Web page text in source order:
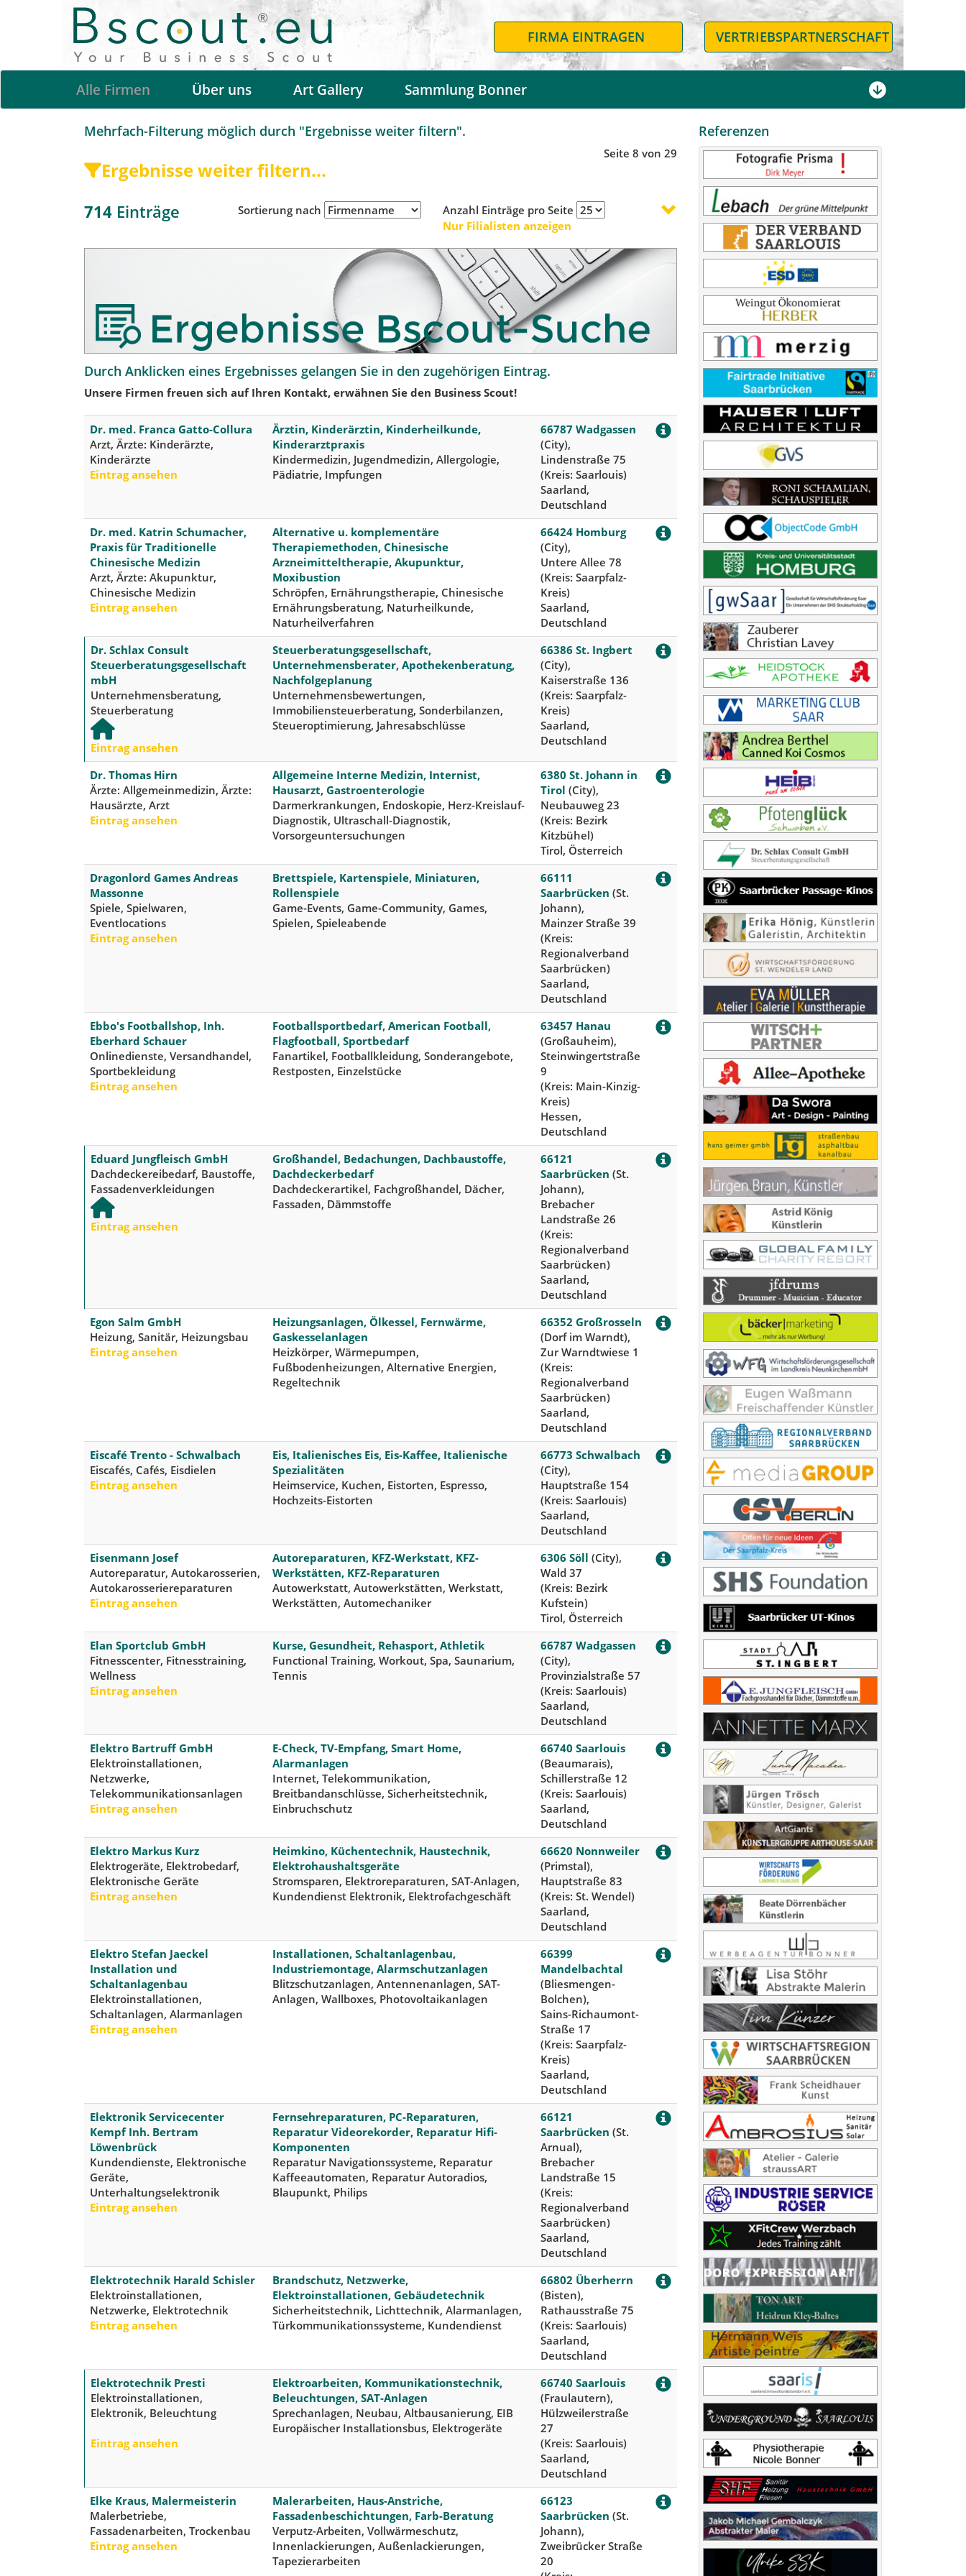
FIRMA EINTRAGEN VERTRIEBSPARTNERSCHAFT
Alle Firmen Über uns Art Gallery Sammlung Bonner
Mehrfach-Filterung möglich durch "Ergebnisse weiter filtern".
Ergebnisse weiter filtern...
Seite 8 von 29
714 Einträge Sortierung nach
Anzahl Einträge pro Seite
Nur Filialisten anzeigen
Durch Anklicken eines Ergebnisses gelangen Sie in den zugehörigen Eintrag.
Unsere Firmen freuen sich auf Ihren Kontakt, erwähnen Sie den Business Scout!
Dr. med. Franca Gatto-Collura
Arzt, Ärzte: Kinderärzte,
Kinderärzte
Eintrag ansehen
Ärztin, Kinderärztin, Kinderheilkunde,
Kinderarztpraxis
Kindermedizin, Jugendmedizin, Allergologie,
Pädiatrie, Impfungen
66787 Wadgassen
(City),
Lindenstraße 75
(Kreis: Saarlouis)
Saarland,
Deutschland
Dr. med. Katrin Schumacher,
Praxis für Traditionelle
Chinesische Medizin
Arzt, Ärzte: Akupunktur,
Chinesische Medizin
Eintrag ansehen
Alternative u. komplementäre
Therapiemethoden, Chinesische
Arzneimitteltherapie, Akupunktur,
Moxibustion
Schröpfen, Ernährungstherapie, Chinesische
Ernährungsberatung, Naturheilkunde,
Naturheilverfahren
66424 Homburg
(City),
Untere Allee 78
(Kreis: Saarpfalz-
Kreis)
Saarland,
Deutschland
Dr. Schlax Consult
Steuerberatungsgesellschaft
mbH
Unternehmensberatung,
Steuerberatung
Eintrag ansehen
Steuerberatungsgesellschaft,
Unternehmensberater, Apothekenberatung,
Nachfolgeplanung
Unternehmensbewertungen,
Immobiliensteuerberatung, Sonderbilanzen,
Steueroptimierung, Jahresabschlüsse
66386 St. Ingbert
(City),
Kaiserstraße 136
(Kreis: Saarpfalz-
Kreis)
Saarland,
Deutschland
Dr. Thomas Hirn
Ärzte: Allgemeinmedizin, Ärzte:
Hausärzte, Arzt
Eintrag ansehen
Allgemeine Interne Medizin, Internist,
Hausarzt, Gastroenterologie
Darmerkrankungen, Endoskopie, Herz-Kreislauf-
Diagnostik, Ultraschall-Diagnostik,
Vorsorgeuntersuchungen
6380 St. Johann in
Tirol (City),
Neubauweg 23
(Kreis: Bezirk
Kitzbühel)
Tirol, Österreich
Dragonlord Games Andreas
Massonne
Spiele, Spielwaren,
Eventlocations
Eintrag ansehen
Brettspiele, Kartenspiele, Miniaturen,
Rollenspiele
Game-Events, Game-Community, Games,
Spielen, Spieleabende
66111
Saarbrücken (St.
Johann),
Mainzer Straße 39
(Kreis:
Regionalverband
Saarbrücken)
Saarland,
Deutschland
Ebbo's Footballshop, Inh.
Eberhard Schauer
Onlinedienste, Versandhandel,
Sportbekleidung
Eintrag ansehen
Footballsportbedarf, American Football,
Flagfootball, Sportbedarf
Fanartikel, Footballkleidung, Sonderangebote,
Restposten, Einzelstücke
63457 Hanau
(Großauheim),
Steinwingertstraße
9
(Kreis: Main-Kinzig-
Kreis)
Hessen,
Deutschland
Eduard Jungfleisch GmbH
Dachdeckereibedarf, Baustoffe,
Fassadenverkleidungen
Eintrag ansehen
Großhandel, Bedachungen, Dachbaustoffe,
Dachdeckerbedarf
Dachdeckerartikel, Fachgroßhandel, Dächer,
Fassaden, Dämmstoffe
66121
Saarbrücken (St.
Johann),
Brebacher
Landstraße 26
(Kreis:
Regionalverband
Saarbrücken)
Saarland,
Deutschland
Egon Salm GmbH
Heizung, Sanitär, Heizungsbau
Eintrag ansehen
Heizungsanlagen, Ölkessel, Fernwärme,
Gaskesselanlagen
Heizkörper, Wärmepumpen,
Fußbodenheizungen, Alternative Energien,
Regeltechnik
66352 Großrosseln
(Dorf im Warndt),
Zur Warndtwiese 1
(Kreis:
Regionalverband
Saarbrücken)
Saarland,
Deutschland
Eiscafé Trento - Schwalbach
Eiscafés, Cafés, Eisdielen
Eintrag ansehen
Eis, Italienisches Eis, Eis-Kaffee, Italienische
Spezialitäten
Heimservice, Kuchen, Eistorten, Espresso,
Hochzeits-Eistorten
66773 Schwalbach
(City),
Hauptstraße 154
(Kreis: Saarlouis)
Saarland,
Deutschland
Eisenmann Josef
Autoreparatur, Autokarosserien,
Autokarosseriereparaturen
Eintrag ansehen
Autoreparaturen, KFZ-Werkstatt, KFZ-
Werkstätten, KFZ-Reparaturen
Autowerkstatt, Autowerkstätten, Werkstatt,
Werkstätten, Automechaniker
6306 Söll (City),
Wald 37
(Kreis: Bezirk
Kufstein)
Tirol, Österreich
Elan Sportclub GmbH
Fitnesscenter, Fitnesstraining,
Wellness
Eintrag ansehen
Kurse, Gesundheit, Rehasport, Athletik
Functional Training, Workout, Spa, Saunarium,
Tennis
66787 Wadgassen
(City),
Provinzialstraße 57
(Kreis: Saarlouis)
Saarland,
Deutschland
Elektro Bartruff GmbH
Elektroinstallationen,
Netzwerke,
Telekommunikationsanlagen
Eintrag ansehen
E-Check, TV-Empfang, Smart Home,
Alarmanlagen
Internet, Telekommunikation,
Breitbandanschlüsse, Sicherheitstechnik,
Einbruchschutz
66740 Saarlouis
(Beaumarais),
Schillerstraße 12
(Kreis: Saarlouis)
Saarland,
Deutschland
Elektro Markus Kurz
Elektrogeräte, Elektrobedarf,
Elektronische Geräte
Eintrag ansehen
Heimkino, Küchentechnik, Haustechnik,
Elektrohaushaltsgeräte
Stromsparen, Elektroreparaturen, SAT-Anlagen,
Kundendienst Elektronik, Elektrofachgeschäft
66620 Nonnweiler
(Primstal),
Hauptstraße 83
(Kreis: St. Wendel)
Saarland,
Deutschland
Elektro Stefan Jaeckel
Installation und
Schaltanlagenbau
Elektroinstallationen,
Schaltanlagen, Alarmanlagen
Eintrag ansehen
Installationen, Schaltanlagenbau,
Industriemontage, Alarmschutzanlagen
Blitzschutzanlagen, Antennenanlagen, SAT-
Anlagen, Wallboxes, Photovoltaikanlagen
66399
Mandelbachtal
(Bliesmengen-
Bolchen),
Sains-Richaumont-
Straße 17
(Kreis: Saarpfalz-
Kreis)
Saarland,
Deutschland
Elektronik Servicecenter
Kempf Inh. Bertram
Löwenbrück
Kundendienste, Elektronische
Geräte,
Unterhaltungselektronik
Eintrag ansehen
Fernsehreparaturen, PC-Reparaturen,
Reparatur Videorekorder, Reparatur Hifi-
Komponenten
Reparatur Navigationssysteme, Reparatur
Kaffeeautomaten, Reparatur Autoradios,
Blaupunkt, Philips
66121
Saarbrücken (St.
Arnual),
Brebacher
Landstraße 15
(Kreis:
Regionalverband
Saarbrücken)
Saarland,
Deutschland
Elektrotechnik Harald Schisler
Elektroinstallationen,
Netzwerke, Elektrotechnik
Eintrag ansehen
Brandschutz, Netzwerke,
Elektroinstallationen, Gebäudetechnik
Sicherheitstechnik, Lichttechnik, Alarmanlagen,
Türkommunikationssysteme, Kundendienst
66802 Überherrn
(Bisten),
Rathausstraße 75
(Kreis: Saarlouis)
Saarland,
Deutschland
Elektrotechnik Presti
Elektroinstallationen,
Elektronik, Beleuchtung
Eintrag ansehen
Elektroarbeiten, Kommunikationstechnik,
Beleuchtungen, SAT-Anlagen
Sprechanlagen, Neubau, Altbausanierung, EIB
Europäischer Installationsbus, Elektrogeräte
66740 Saarlouis
(Fraulautern),
Hülzweilerstraße
27
(Kreis: Saarlouis)
Saarland,
Deutschland
Elke Kraus, Malermeisterin
Malerbetriebe,
Fassadenarbeiten, Trockenbau
Eintrag ansehen
Malerarbeiten, Haus-Anstriche,
Fassadenbeschichtungen, Farb-Beratung
Verputz-Arbeiten, Vollwärmeschutz,
Innenlackierungen, Außenlackierungen,
Tapezierarbeiten
66123
Saarbrücken (St.
Johann),
Zweibrücker Straße
20
Referenzen